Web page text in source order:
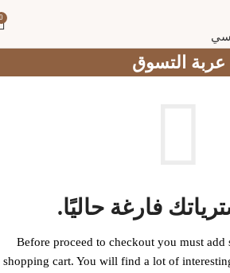
عربة التسوق
فارغة حاليًا.
Before proceed to checkout you must add
shopping cart. You will find a lot of